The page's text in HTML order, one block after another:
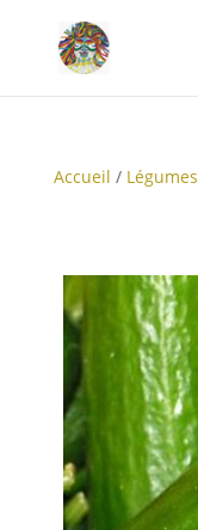
Accueil / Légumes